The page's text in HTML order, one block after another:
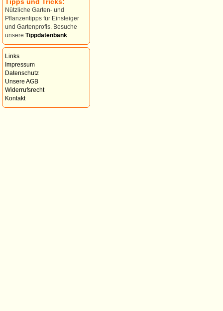
Nützliche Garten- und
Pflanzentipps für Einsteiger
und Gartenprofis. Besuche
unsere Tippdatenbank
Links
Impressum
Datenschutz
Unsere AGB
Widerrufsrecht
Kontakt